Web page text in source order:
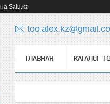
на Satu.kz
ГЛАВНАЯ КАТАЛОГ